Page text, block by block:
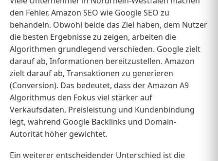
den Fehler, Amazon SEO wie Google SEO zu
behandeln. Obwohl beide das Ziel haben, dem Nutzer
die besten Ergebnisse zu zeigen, arbeiten die
Algorithmen grundlegend verschieden. Google zielt
darauf ab, Informationen bereitzustellen. Amazon
zielt darauf ab, Transaktionen zu generieren
(Conversion). Das bedeutet, dass der Amazon A9
Algorithmus den Fokus viel stärker auf
Verkaufsdaten, Preisleistung und Kundenbindung
legt, während Google Backlinks und Domain-
Autorität höher gewichtet.
Ein weiterer entscheidender Unterschied ist die